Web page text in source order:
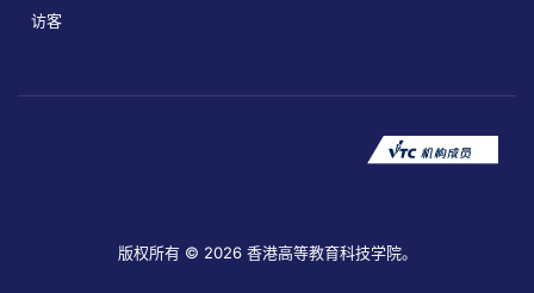
访客
版权所有 © 2026 香港高等教育科技学院。